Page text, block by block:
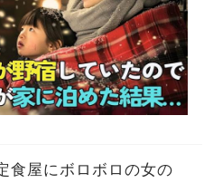
食屋にボロボロの女の